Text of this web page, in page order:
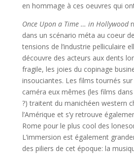
en hommage à ces oeuvres qui
Once Upon a Time … in Hollywood
dans un scénario méta au coeur
tensions de l’industrie pelliculaire
découvre des acteurs aux dents
fragile, les joies du copinage
insouciantes. Les films tournés
caméra eux mêmes (les films
?) traitent du manichéen western
l’Amérique et s’y retrouve
Rome pour le plus cool des
L’immersion est également
des piliers de cet époque: la